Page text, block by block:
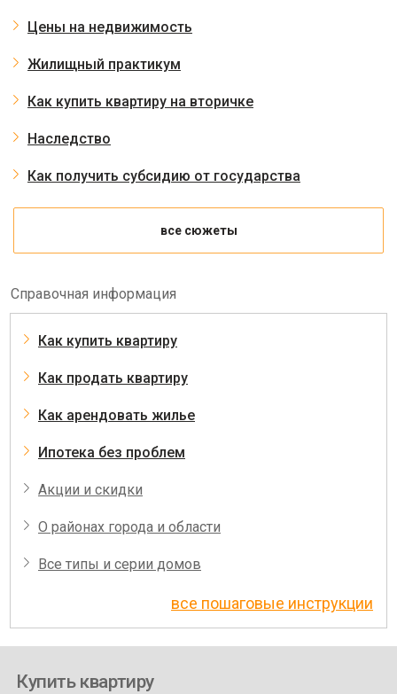
Цены на недвижимость
Жилищный практикум
Как купить квартиру на вторичке
Наследство
Как получить субсидию от государства
все сюжеты
Справочная информация
Как купить квартиру
Как продать квартиру
Как арендовать жилье
Ипотека без проблем
Акции и скидки
О районах города и области
Все типы и серии домов
все пошаговые инструкции
Купить квартиру